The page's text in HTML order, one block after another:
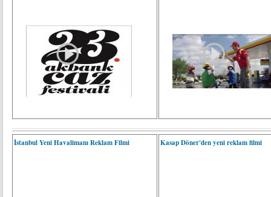
İstanbul Yeni Havalimanı Reklam Filmi Kasap Döner'den yeni reklam filmi